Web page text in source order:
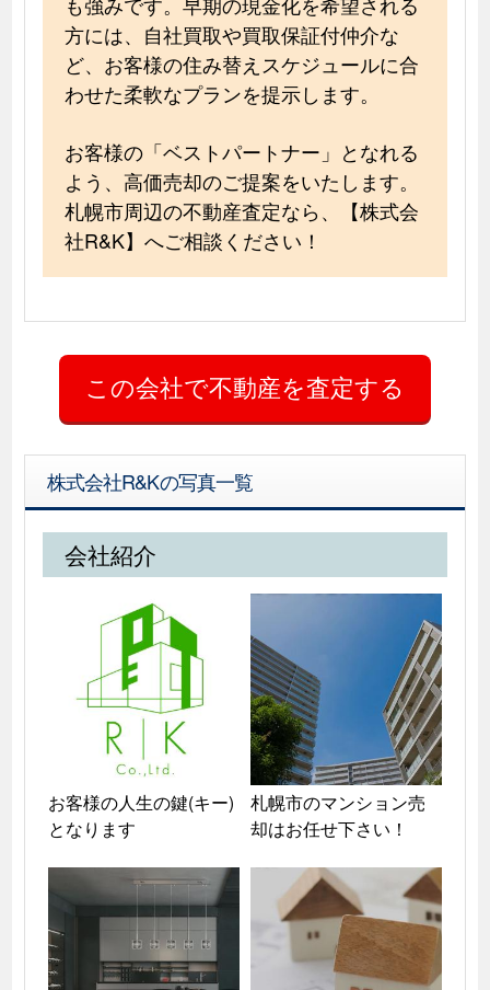
方には、自社買取や買取保証付仲介な
ど、お客様の住み替えスケジュールに合
わせた柔軟なプランを提示します。
お客様の「ベストパートナー」となれる
よう、高価売却のご提案をいたします。
札幌市周辺の不動産査定なら、【株式会
社R&K】へご相談ください！
株式会社R&Kの写真一覧
会社紹介
お客様の人生の鍵(キー)
となります
札幌市のマンション売
却はお任せ下さい！